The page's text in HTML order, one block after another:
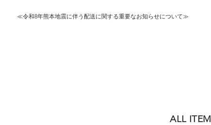
≪令和8年熊本地震に伴う配送に関する重要なお知らせについて≫
ALL ITEM